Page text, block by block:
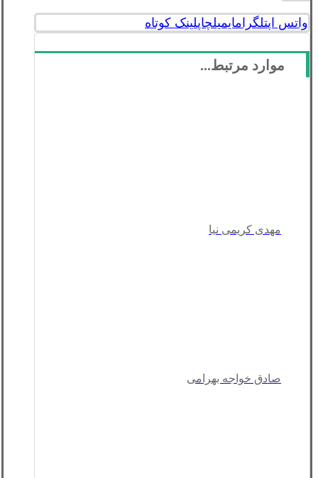
واتس اپتلگرامایمیلچاپلینک کوتاه
موارد مرتبط...
مهدی کریمی نیا
صادق خواجه بهرامی